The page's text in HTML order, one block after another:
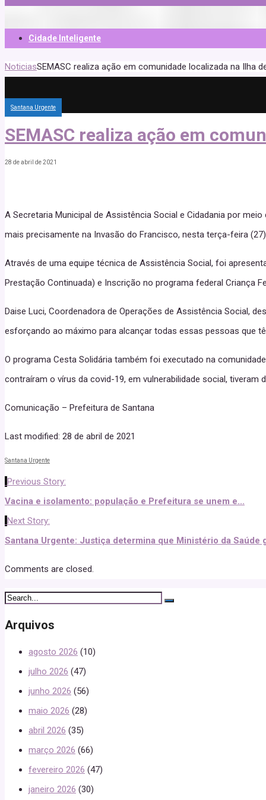
Cidade Inteligente
NoticiasSEMASC realiza ação em comunidade localizada na Ilha
Santana Urgente
SEMASC realiza ação em
28 de abril de 2021
A Secretaria Municipal de Assistência Social e Cidadania por
mais precisamente na Invasão do Francisco, nesta terça-feira
Através de uma equipe técnica de Assistência Social, foi
Prestação Continuada) e Inscrição no programa federal Criança
Daise Luci, Coordenadora de Operações de Assistência Social,
esforçando ao máximo para alcançar todas essas pessoas que
O programa Cesta Solidária também foi executado na
contraíram o vírus da covid-19, em vulnerabilidade social,
Comunicação – Prefeitura de Santana
Last modified: 28 de abril de 2021
Santana Urgente
Previous Story:
Vacina e isolamento: população e Prefeitura se unem e...
Next Story:
Santana Urgente: Justiça determina que Ministério da Saúde
Comments are closed.
Arquivos
agosto 2026 (10)
julho 2026 (47)
junho 2026 (56)
maio 2026 (28)
abril 2026 (35)
março 2026 (66)
fevereiro 2026 (47)
janeiro 2026 (30)